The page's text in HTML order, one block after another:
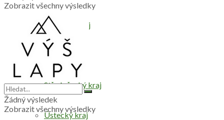
Plzeňský kraj
Praha
Středočeský kraj
Ústecký kraj
Zobrazit všechny výsledky
Žádný výsledek
Zobrazit všechny výsledky